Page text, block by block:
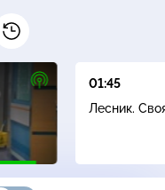
01:45
Лесник.